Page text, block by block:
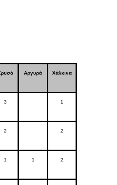
Αργυρά Χάλκινα
3 1
2 2
1 1 2